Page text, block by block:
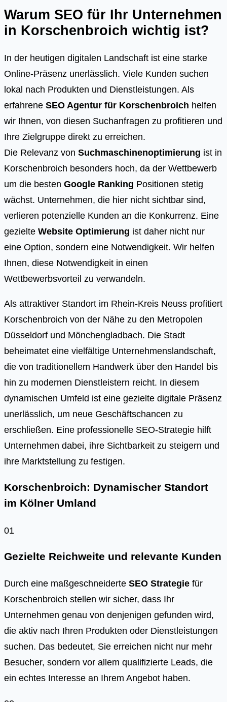
Warum SEO für Ihr Unternehmen
in Korschenbroich wichtig ist?
In der heutigen digitalen Landschaft ist eine starke
Online-Präsenz unerlässlich. Viele Kunden suchen
lokal nach Produkten und Dienstleistungen. Als
erfahrene SEO Agentur für Korschenbroich helfen
wir Ihnen, von diesen Suchanfragen zu profitieren und
Ihre Zielgruppe direkt zu erreichen.
Die Relevanz von Suchmaschinenoptimierung ist in
Korschenbroich besonders hoch, da der Wettbewerb
um die besten Google Ranking Positionen stetig
wächst. Unternehmen, die hier nicht sichtbar sind,
verlieren potenzielle Kunden an die Konkurrenz. Eine
gezielte Website Optimierung ist daher nicht nur
eine Option, sondern eine Notwendigkeit. Wir helfen
Ihnen, diese Notwendigkeit in einen
Wettbewerbsvorteil zu verwandeln.
Als attraktiver Standort im Rhein-Kreis Neuss profitiert
Korschenbroich von der Nähe zu den Metropolen
Düsseldorf und Mönchengladbach. Die Stadt
beheimatet eine vielfältige Unternehmenslandschaft,
die von traditionellem Handwerk über den Handel bis
hin zu modernen Dienstleistern reicht. In diesem
dynamischen Umfeld ist eine gezielte digitale Präsenz
unerlässlich, um neue Geschäftschancen zu
erschließen. Eine professionelle SEO-Strategie hilft
Unternehmen dabei, ihre Sichtbarkeit zu steigern und
ihre Marktstellung zu festigen.
Korschenbroich: Dynamischer Standort
im Kölner Umland
01
Gezielte Reichweite und relevante Kunden
Durch eine maßgeschneiderte SEO Strategie für
Korschenbroich stellen wir sicher, dass Ihr
Unternehmen genau von denjenigen gefunden wird,
die aktiv nach Ihren Produkten oder Dienstleistungen
suchen. Das bedeutet, Sie erreichen nicht nur mehr
Besucher, sondern vor allem qualifizierte Leads, die
ein echtes Interesse an Ihrem Angebot haben.